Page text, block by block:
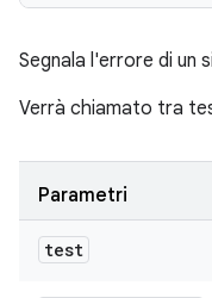
Segnala l'errore di un
Verrà chiamato tra
Parametri
test